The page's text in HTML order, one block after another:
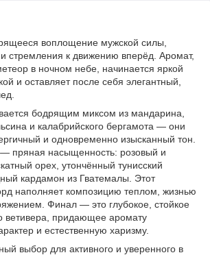
воплощение мужской силы,
и стремления к движению вперёд. Аромат,
в ночном небе, начинается яркой
и оставляет после себя элегантный,
бодрящим миксом из мандарина,
и калабрийского бергамота — они
и одновременно изысканный тон.
пряная насыщенность: розовый и
орех, утончённый тунисский
кардамон из Гватемалы. Этот
наполняет композицию теплом, жизнью
Финал — это глубокое, стойкое
ветивера, придающее аромату
и естественную харизму.
выбор для активного и уверенного в